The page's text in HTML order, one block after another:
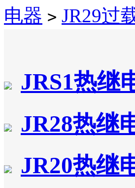
电器 > JR29过
JRS1热继
JR28热继
JR20热继